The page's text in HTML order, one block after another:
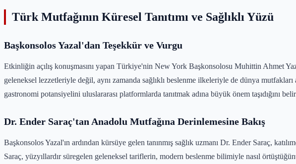
Türk Mutfağının Küresel Tanıtımı ve Sağlıklı Yüzü
Başkonsolos Yazal'dan Teşekkür ve Vurgu
Etkinliğin açılış konuşmasını yapan Türkiye'nin New York Başkonsolosu Muhittin Ahmet
geleneksel lezzetleriyle değil, aynı zamanda sağlıklı beslenme ilkeleriyle de dünya mutfakları
gastronomi potansiyelini uluslararası platformlarda tanıtmak adına büyük önem taşıdığını
Dr. Ender Saraç'tan Anadolu Mutfağına Derinlemesine Bakış
Başkonsolos Yazal'ın ardından kürsüye gelen tanınmış sağlık uzmanı Dr. Ender Saraç,
Saraç, yüzyıllardır süregelen geleneksel tariflerin, modern beslenme bilimiyle nasıl